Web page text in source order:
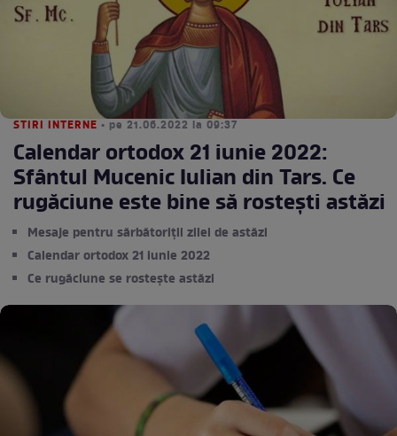
STIRI INTERNE • pe 21.06.2022 la 09:37
Calendar ortodox 21 iunie 2022:
Sfântul Mucenic Iulian din Tars. Ce
rugăciune este bine să rostești astăzi
Mesaje pentru sărbătoriții zilei de astăzi
Calendar ortodox 21 iunie 2022
Ce rugăciune se rostește astăzi